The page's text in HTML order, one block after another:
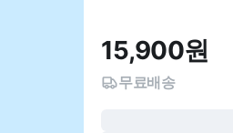
15,900원
무료배송